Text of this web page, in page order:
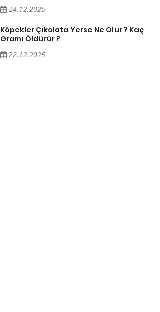
24.12.2025
Köpekler Çikolata Yerse Ne Olur ? Kaç
Gramı Öldürür ?
22.12.2025